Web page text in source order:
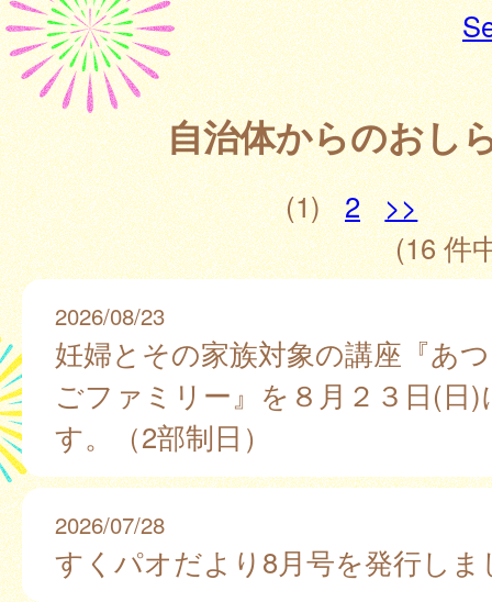
自治体からのおし
(1) 2
>>
(16 件
2026/08/23
妊婦とその家族対象の講座『あ
ごファミリー』を８月２３日(日
す。（2部制日）
2026/07/28
すくパオだより8月号を発行しま